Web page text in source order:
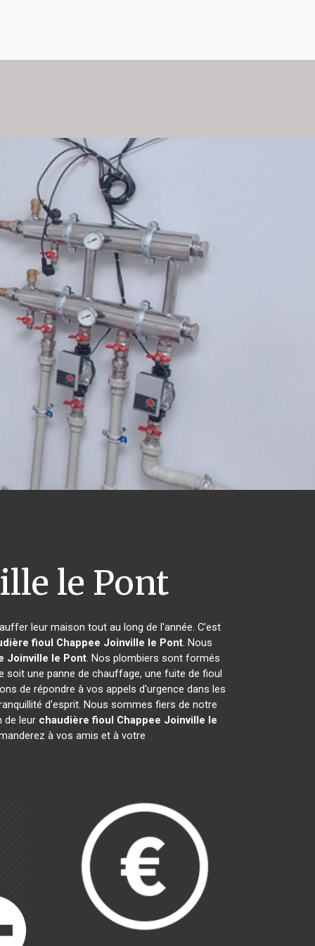
le Pont
leur maison tout au long de l'année. C'est
fioul Chappee Joinville le Pont. Nous
Joinville le Pont. Nos plombiers sont formés
soit une panne de chauffage, une fuite de fioul
de répondre à vos appels d'urgence dans les
d'esprit. Nous sommes fiers de notre
de leur chaudière fioul Chappee Joinville le
à vos amis et à votre